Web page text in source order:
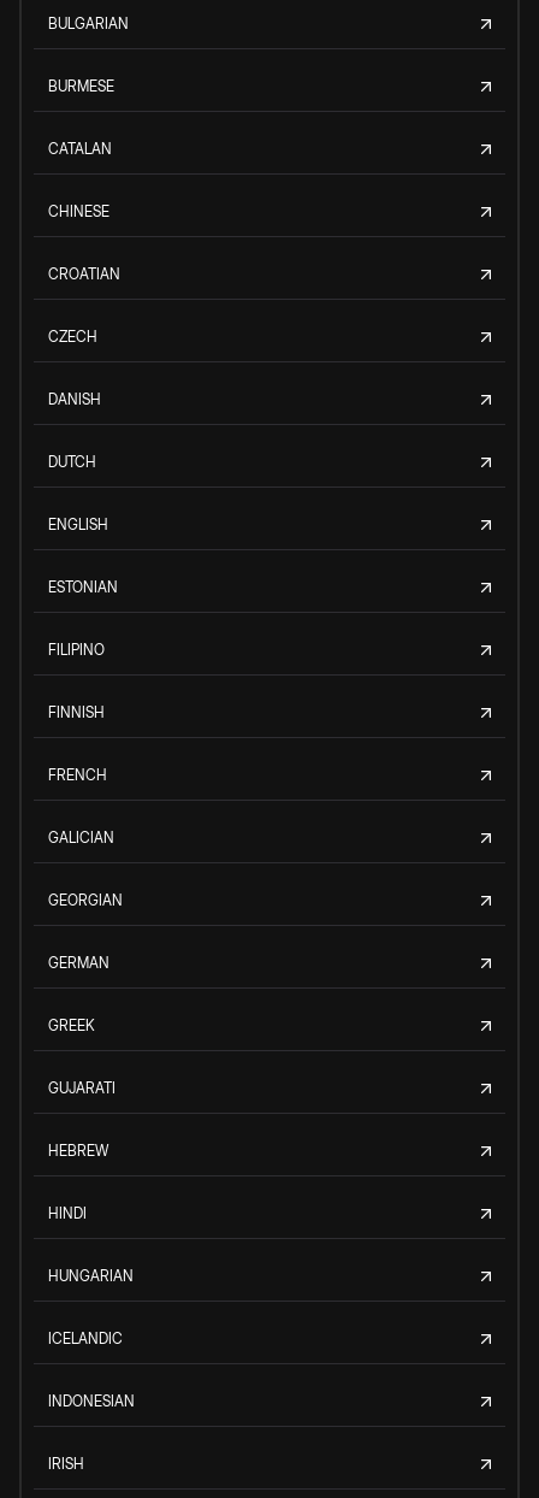
BULGARIAN
BURMESE
CATALAN
CHINESE
CROATIAN
CZECH
DANISH
DUTCH
ENGLISH
ESTONIAN
FILIPINO
FINNISH
FRENCH
GALICIAN
GEORGIAN
GERMAN
GREEK
GUJARATI
HEBREW
HINDI
HUNGARIAN
ICELANDIC
INDONESIAN
IRISH